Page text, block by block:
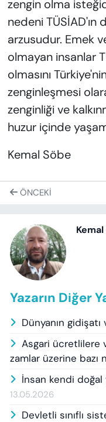
zengin olma
nedeni TÜSİAD'ın
arzusudur. Emek
olmayan insanlar
olmasını
zenginleşmesi
zenginliği ve
huzur içinde
Kemal Söbe
ÖNCEKI
Yazarın Diğer
Dünyanın gidişatı
Asgari ücretlilere
zamlar üzerine bazı
İnsan kendi doğal
13.05.2026
Devletli sınıflı